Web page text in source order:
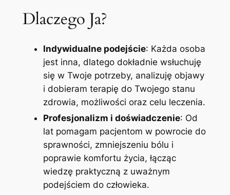
Dlaczego Ja?
Indywidualne podejście: Każda osoba
jest inna, dlatego dokładnie wsłuchuję
się w Twoje potrzeby, analizuję objawy
i dobieram terapię do Twojego stanu
zdrowia, możliwości oraz celu leczenia.
Profesjonalizm i doświadczenie: Od
lat pomagam pacjentom w powrocie do
sprawności, zmniejszeniu bólu i
poprawie komfortu życia, łącząc
wiedzę praktyczną z uważnym
podejściem do człowieka.